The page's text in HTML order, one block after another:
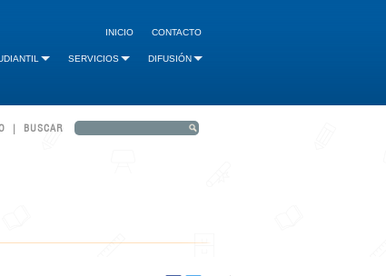
INICIO CONTACTO
SERVICIOS DIFUSIÓN
| BUSCAR